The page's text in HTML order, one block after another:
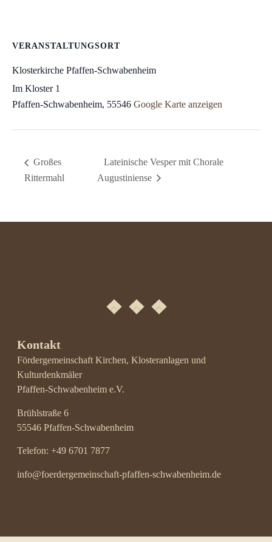
VERANSTALTUNGSORT
Klosterkirche Pfaffen-Schwabenheim
Im Kloster 1
Pfaffen-Schwabenheim, 55546 Google Karte anzeigen
Großes
Rittermahl
Lateinische Vesper mit Chorale
Augustiniense
❖ ❖ ❖
Kontakt
Fördergemeinschaft Kirchen, Klosteranlagen und
Kulturdenkmäler
Pfaffen-Schwabenheim e.V.
Brühlstraße 6
55546 Pfaffen-Schwabenheim
Telefon: +49 6701 7877
info@foerdergemeinschaft-pfaffen-schwabenheim.de